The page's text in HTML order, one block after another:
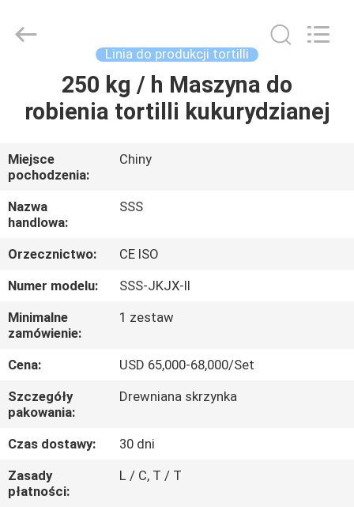
DOMU
PRODUKTY
FILMY
O
NAS
WYCIECZKA
PO
FABRYCE
KONTROLA
JAKOŚCI
Technology
Linia do produkcji tortilli
250 kg / h Maszyna do
robienia tortilli kukurydzianej
Miejsce
pochodzenia:
Chiny
Nazwa
handlowa:
SSS
Orzecznictwo:
CE ISO
Numer modelu:
SSS-JKJX-II
Minimalne
zamówienie:
1 zestaw
Cena:
USD 65,000-68,000/Set
Szczegóły
pakowania:
Drewniana skrzynka
Czas dostawy:
30 dni
Zasady
płatności:
L / C, T / T